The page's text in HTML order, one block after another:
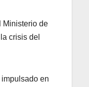
Ministerio de
crisis del
en